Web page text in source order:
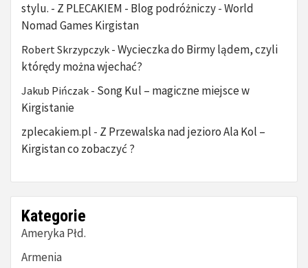
stylu. - Z PLECAKIEM - Blog podróżniczy - World
Nomad Games Kirgistan
Robert Skrzypczyk - Wycieczka do Birmy lądem, czyli
którędy można wjechać?
Jakub Pińczak - Song Kul – magiczne miejsce w
Kirgistanie
zplecakiem.pl - Z Przewalska nad jezioro Ala Kol –
Kirgistan co zobaczyć ?
Kategorie
Ameryka Płd.
Armenia